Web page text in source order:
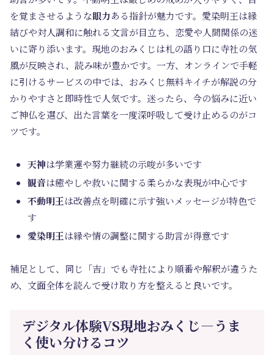
を覚まさせるような眼力ある指針が魅力です。愛染明王は縁
結びや対人調和に触れる文言が目立ち、恋愛や人間関係の迷
いに寄り添います。現地のおみくじは札の語り口に寺社の気
風が反映され、読み味が豊かです。一方、オンラインで手軽
に引けるサービスの中では、おみくじ無料キイチが解説の分
かりやすさと即時性で人気です。迷ったら、今の悩みに近い
ご神仏を選び、出た言葉を一度深呼吸して受け止めるのがコ
ツです。
天神は学業運や努力継続の示唆が多いです
観音は癒やしや救いに関する柔らかな表現が中心です
不動明王は改善点を明確に示す強いメッセージが特色で
す
愛染明王は縁や情の調整に関する助言が得意です
補足として、同じ「吉」でも寺社により順番や解釈が違うた
め、文面全体を読んで受け取り方を整えると良いです。
デジタル体験VS現地おみくじ―うま
く使い分けるコツ